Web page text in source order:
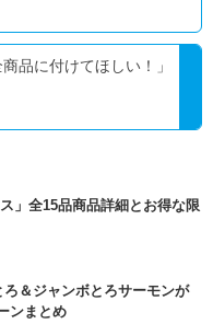
品に付けてほしい！」
」全15品商品詳細とお得な限
＆ジャンボとろサーモンが
ンまとめ